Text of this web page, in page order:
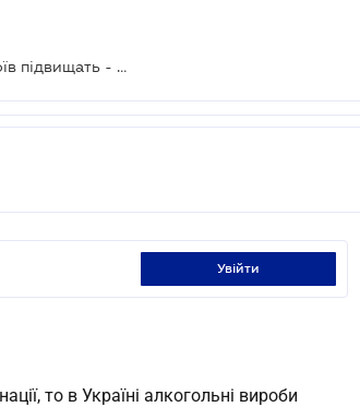
Мінімальні ціни на окремі види алкогольних напоїв підвищать - проект
увійти
то в Україні алкогольні вироби